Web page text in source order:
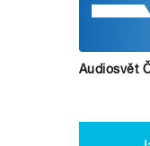
Audiosvět